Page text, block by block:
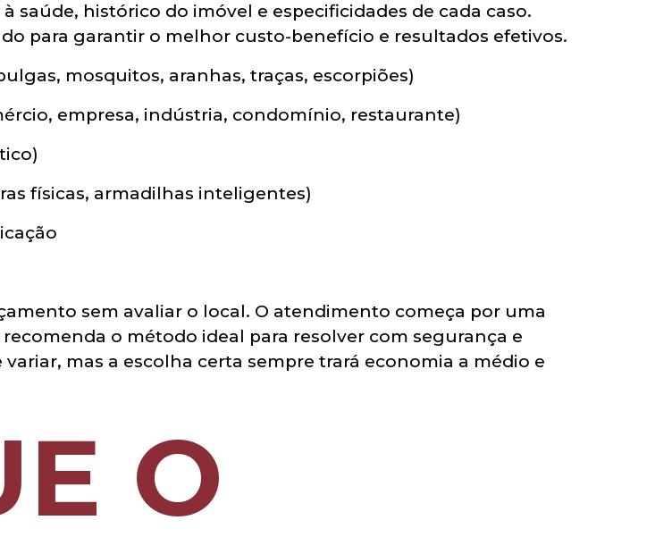
saúde, histórico do imóvel e especificidades de cada caso.
para garantir o melhor custo-benefício e resultados efetivos.
mosquitos, aranhas, traças, escorpiões)
empresa, indústria, condomínio, restaurante)
físicas, armadilhas inteligentes)
sem avaliar o local. O atendimento começa por uma
o método ideal para resolver com segurança e
mas a escolha certa sempre trará economia a médio e
O